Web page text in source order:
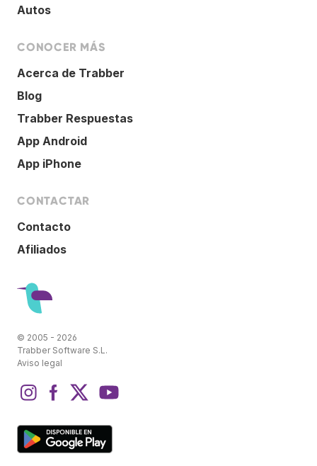
Autos
CONOCER MÁS
Acerca de Trabber
Blog
Trabber Respuestas
App Android
App iPhone
CONTACTAR
Contacto
Afiliados
© 2005 - 2026
Trabber Software S.L.
Aviso legal